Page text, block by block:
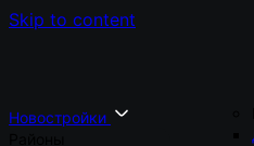
Skip to content
Новостройки